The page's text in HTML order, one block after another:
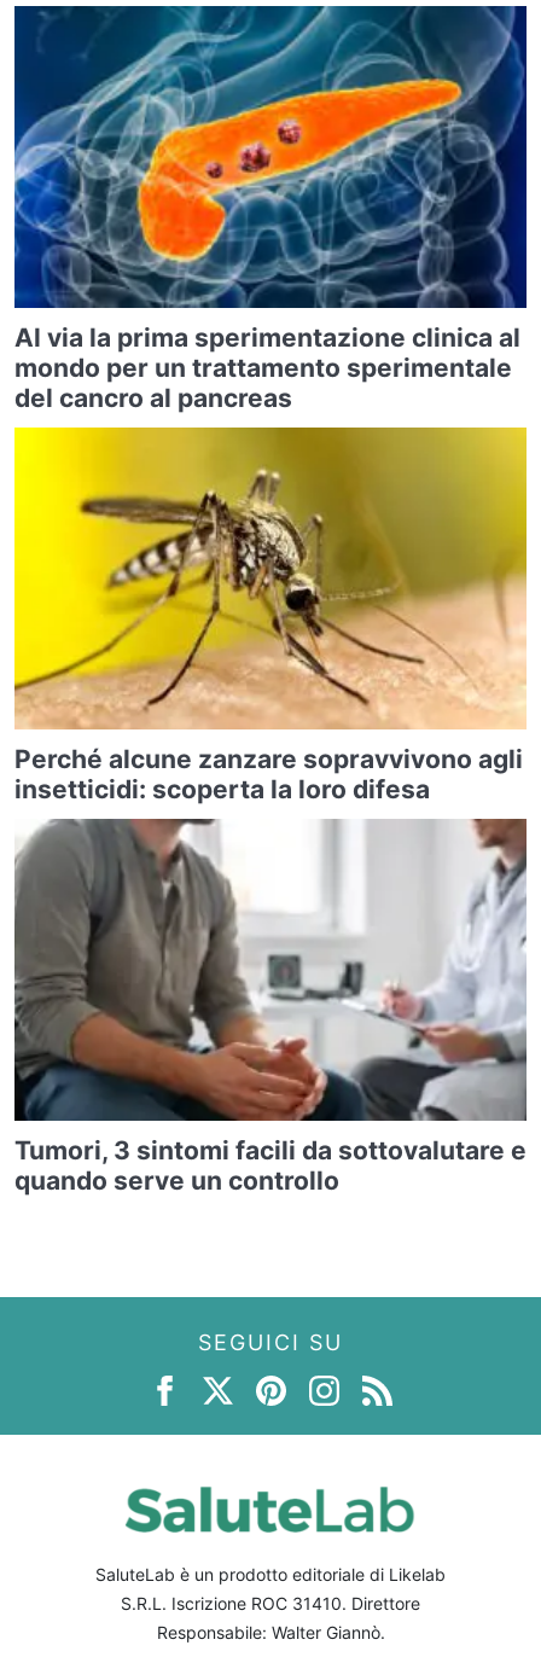
Al via la prima sperimentazione clinica al
mondo per un trattamento sperimentale
del cancro al pancreas
Perché alcune zanzare sopravvivono agli
insetticidi: scoperta la loro difesa
Tumori, 3 sintomi facili da sottovalutare e
quando serve un controllo
SEGUICI SU
SaluteLab è un prodotto editoriale di Likelab
S.R.L. Iscrizione ROC 31410. Direttore
Responsabile: Walter Giannò.